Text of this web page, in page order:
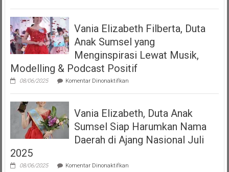
Serahkan
Operasional
Kepada
Dua
LMK
Produser
Fonogram
Vania Elizabeth Filberta, Duta
Anak Sumsel yang
Menginspirasi Lewat Musik,
Modelling & Podcast Positif
08/06/2025 Komentar Dinonaktifkanpada
Elizabeth
Duta
Anak
Sumsel
Menginspirasi
Modelling
Vania Elizabeth, Duta Anak
Sumsel Siap Harumkan Nama
Daerah di Ajang Nasional Juli
2025
08/06/2025 Komentar Dinonaktifkanpada